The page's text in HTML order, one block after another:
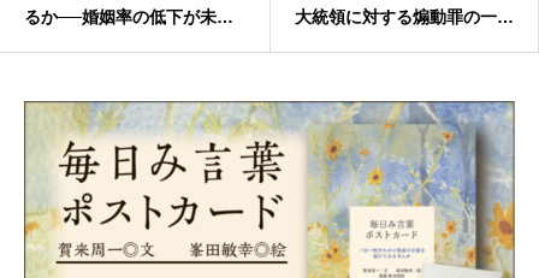
るか──婚姻率の低下が未来
大統領に対する煽動罪の一審